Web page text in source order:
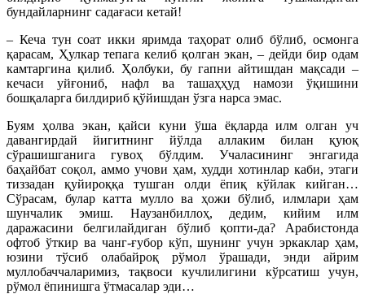
бундайларнинг садағаси кетай!
– Кеча тун соат икки яримда таҳорат олиб бўлиб, осмонга
қарасам, Ҳулкар тепага келиб қолган экан, – дейди бир одам
камтаргина қилиб. Ҳолбуки, бу гапни айтишдан мақсади –
кечаси уйғониб, нафл ва ташаҳҳуд намози ўқишини
бошқаларга билдириб қўйишдан ўзга нарса эмас.
Буям ҳолва экан, қайси куни ўша ёқларда илм олган уч
давангирдай йигитнинг йўлда аллаким билан қуюқ
сўрашишганига гувоҳ бўлдим. Учаласининг энгагида
баҳайбат соқол, аммо учови ҳам, худди хотинлар каби, этаги
тиззадан қуйироққа тушган олди ёпиқ кўйлак кийган…
Сўрасам, булар катта мулло ва ҳожи бўлиб, илмлари ҳам
шунчалик эмиш. Наузанбиллоҳ, дедим, кийим илм
даражасини белгилайдиган бўлиб қопти-да? Арабистонда
офтоб ўткир ва чанг-ғубор кўп, шунинг учун эркаклар ҳам,
юзини тўсиб олабайроқ рўмол ўрашади, энди айрим
муллобаччаларимиз, тақвоси кучлилигини кўрсатиш учун,
рўмол ёпинишга ўтмасалар эди…